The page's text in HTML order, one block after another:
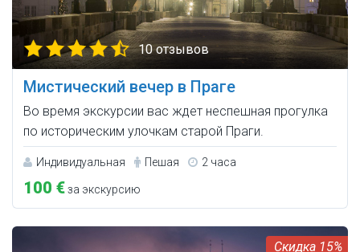
10 отзывов
Мистический вечер в Праге
Во время экскурсии вас ждет неспешная прогулка
по историческим улочкам старой Праги.
Индивидуальная Пешая 2 часа
100 €за экскурсию
15%